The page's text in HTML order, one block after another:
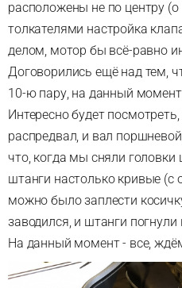
расположены не по центру
толкателями настройка
делом, мотор бы всё-равно
Договорились ещё над тем,
10-ю пару, на данный
Интересно будет
распредвал, и вал
что, когда мы сняли головки
штанги настолько кривые (с
можно было заплести
заводился, и штанги
На данный момент - все,